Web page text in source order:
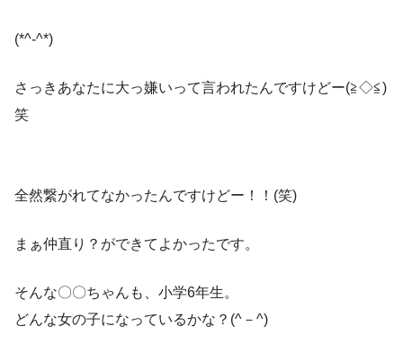
(*^-^*)
さっきあなたに大っ嫌いって言われたんですけどー(≧◇≦)
笑
全然繋がれてなかったんですけどー！！(笑)
まぁ仲直り？ができてよかったです。
そんな〇〇ちゃんも、小学6年生。
どんな女の子になっているかな？(^－^)